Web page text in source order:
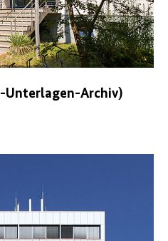
-Unterlagen-Archiv)